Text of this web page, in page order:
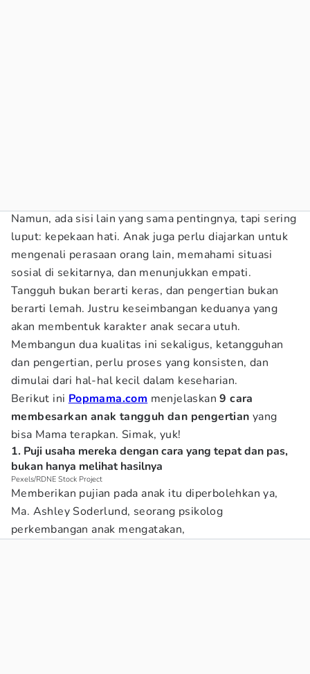
Namun, ada sisi lain yang sama pentingnya, tapi sering
luput: kepekaan hati. Anak juga perlu diajarkan untuk
mengenali perasaan orang lain, memahami situasi
sosial di sekitarnya, dan menunjukkan empati.
Tangguh bukan berarti keras, dan pengertian bukan
berarti lemah. Justru keseimbangan keduanya yang
akan membentuk karakter anak secara utuh.
Membangun dua kualitas ini sekaligus, ketangguhan
dan pengertian, perlu proses yang konsisten, dan
dimulai dari hal-hal kecil dalam keseharian.
Berikut ini Popmama.com menjelaskan9 cara
membesarkan anak tangguh dan pengertian yang
bisa Mama terapkan. Simak, yuk!
1. Puji usaha mereka dengan cara yang tepat dan pas,
bukan hanya melihat hasilnya
Pexels/RDNE Stock Project
Memberikan pujian pada anak itu diperbolehkan ya,
Ma. Ashley Soderlund, seorang psikolog
perkembangan anak mengatakan,